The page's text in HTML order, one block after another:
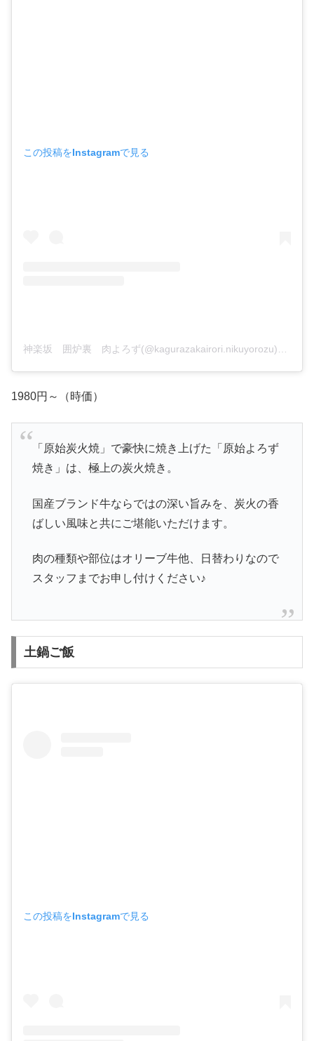
この投稿をInstagramで見る
1980円～（時価）
「原始炭火焼」で豪快に焼き上げた「原始よろず
焼き」は、極上の炭火焼き。
国産ブランド牛ならではの深い旨みを、炭火の香
ばしい風味と共にご堪能いただけます。
肉の種類や部位はオリーブ牛他、日替わりなので
スタッフまでお申し付けください♪
土鍋ご飯
この投稿をInstagramで見る